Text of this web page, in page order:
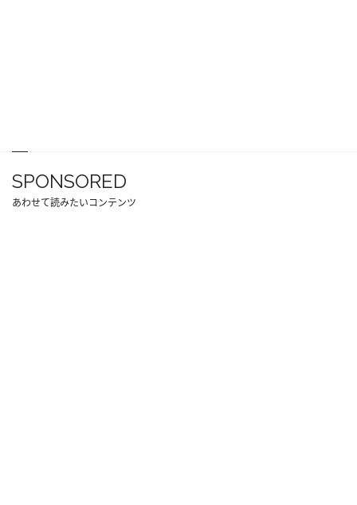
SPONSORED
あわせて読みたいコンテンツ